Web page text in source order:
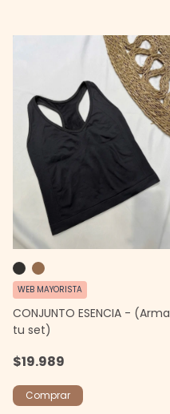
CONJUNTO ESENCIA - (Arma
tu set)
$19.989
WEB MAYORISTA
Comprar